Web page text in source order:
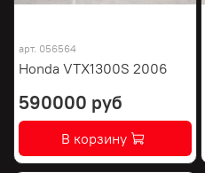
арт. 056564
Honda VTX1300S 2006
590000 руб
В корзину